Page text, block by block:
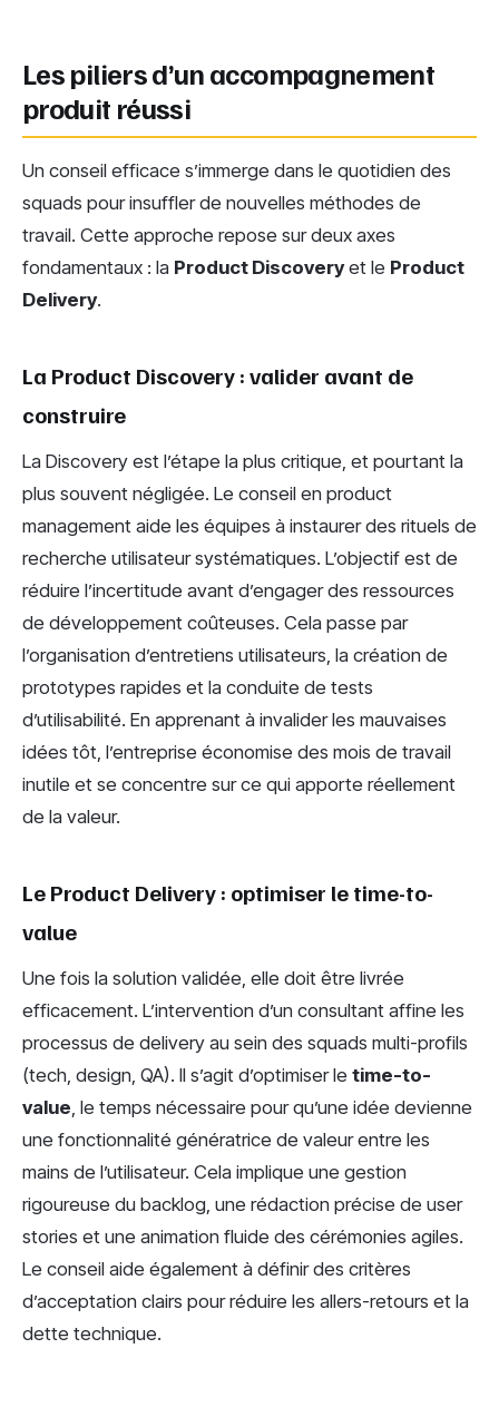
Les piliers d’un accompagnement
produit réussi
Un conseil efficace s’immerge dans le quotidien des
squads pour insuffler de nouvelles méthodes de
travail. Cette approche repose sur deux axes
fondamentaux : la Product Discoveryet le Product
Delivery.
La Product Discovery : valider avant de
construire
La Discovery est l’étape la plus critique, et pourtant la
plus souvent négligée. Le conseil en product
management aide les équipes à instaurer des rituels de
recherche utilisateur systématiques. L’objectif est de
réduire l’incertitude avant d’engager des ressources
de développement coûteuses. Cela passe par
l’organisation d’entretiens utilisateurs, la création de
prototypes rapides et la conduite de tests
d’utilisabilité. En apprenant à invalider les mauvaises
idées tôt, l’entreprise économise des mois de travail
inutile et se concentre sur ce qui apporte réellement
de la valeur.
Le Product Delivery : optimiser le time-to-
value
Une fois la solution validée, elle doit être livrée
efficacement. L’intervention d’un consultant affine les
processus de delivery au sein des squads multi-profils
(tech, design, QA). Il s’agit d’optimiser le time-to-
value, le temps nécessaire pour qu’une idée devienne
une fonctionnalité génératrice de valeur entre les
mains de l’utilisateur. Cela implique une gestion
rigoureuse du backlog, une rédaction précise de user
stories et une animation fluide des cérémonies agiles.
Le conseil aide également à définir des critères
d’acceptation clairs pour réduire les allers-retours et la
dette technique.